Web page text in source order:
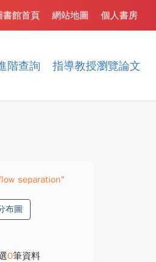
階查詢 指導教授瀏覽論文
個人書房
網站地圖
書館首頁
separation"
布圖
0筆資料